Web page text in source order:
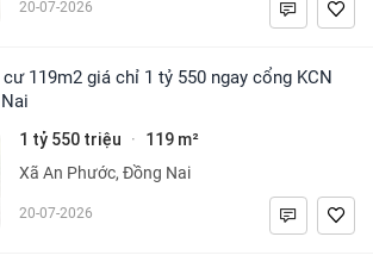
20-07-2026
1 tỷ 550 triệu · 119 m²
Xã An Phước, Đồng Nai
20-07-2026